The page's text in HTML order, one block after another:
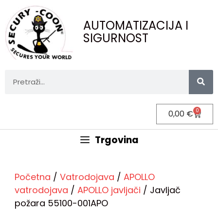
AUTOMATIZACIJA I
SIGURNOST
0,00 € 0
Trgovina
Početna / Vatrodojava / APOLLO
vatrodojava / APOLLO javljači / Javljač
požara 55100-001APO